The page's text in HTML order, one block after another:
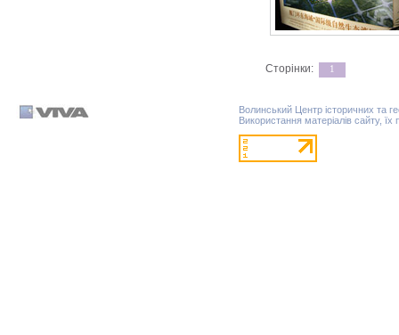
Сторінки: 1
Волинський Центр історичних та
Використання матеріалів сайту,